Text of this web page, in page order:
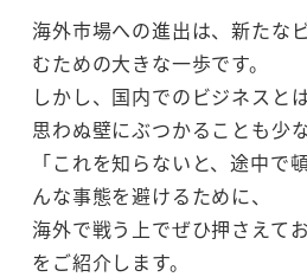
海外市場への進出は、新たな
むための大きな一歩です。
しかし、国内でのビジネスと
思わぬ壁にぶつかることも少
「これを知らないと、途中
んな事態を避けるために、
海外で戦う上でぜひ押さえて
をご紹介します。